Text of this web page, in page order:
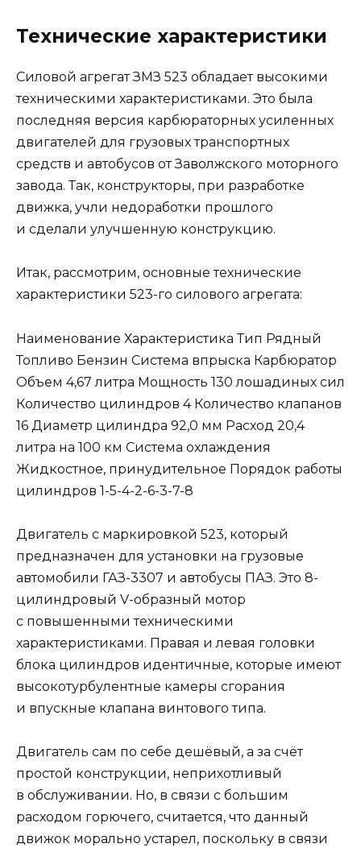
Технические характеристики
Силовой агрегат ЗМЗ 523 обладает высокими
техническими характеристиками. Это была
последняя версия карбюраторных усиленных
двигателей для грузовых транспортных
средств и автобусов от Заволжского моторного
завода. Так, конструкторы, при разработке
движка, учли недоработки прошлого
и сделали улучшенную конструкцию.
Итак, рассмотрим, основные технические
характеристики 523-го силового агрегата:
Наименование Характеристика Тип Рядный
Топливо Бензин Система впрыска Карбюратор
Объем 4,67 литра Мощность 130 лошадиных сил
Количество цилиндров 4 Количество клапанов
16 Диаметр цилиндра 92,0 мм Расход 20,4
литра на 100 км Система охлаждения
Жидкостное, принудительное Порядок работы
цилиндров 1-5-4-2-6-3-7-8
Двигатель с маркировкой 523, который
предназначен для установки на грузовые
автомобили ГАЗ-3307 и автобусы ПАЗ. Это 8-
цилиндровый V-образный мотор
с повышенными техническими
характеристиками. Правая и левая головки
блока цилиндров идентичные, которые имеют
высокотурбулентные камеры сгорания
и впускные клапана винтового типа.
Двигатель сам по себе дешёвый, а за счёт
простой конструкции, неприхотливый
в обслуживании. Но, в связи с большим
расходом горючего, считается, что данный
движок морально устарел, поскольку в связи